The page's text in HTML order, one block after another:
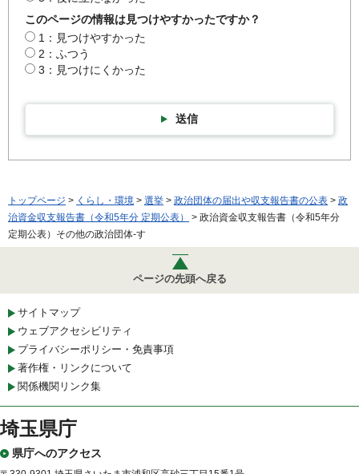
このページの情報は見つけやすかったですか？
1：見つけやすかった
2：ふつう
3：見つけにくかった
送信
トップページ > くらし・環境 > 選挙 > 政治団体の届出や収支報告書の公表 > 政
治資金収支報告書（令和5年分 定期公表）
> 政治資金収支報告書（令和5年分
定期公表）その他の政治団体-す
ページの先頭へ戻る
サイトマップ
ウェブアクセシビリティ
プライバシーポリシー・免責事項
著作権・リンクについて
関係機関リンク集
埼玉県庁
県庁へのアクセス